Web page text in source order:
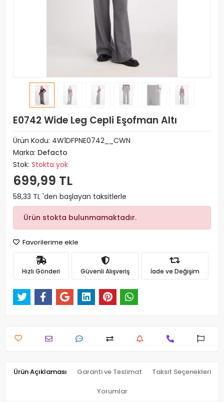
E0742 Wide Leg Cepli Eşofman Altı
Ürün Kodu: 4W1DFPNE0742__CWN
Marka: Defacto
Stok: Stokta yok
699,99 TL
58,33 TL 'den başlayan taksitlerle
Ürün stokta bulunmamaktadır.
Favorilerime ekle
Hızlı Gönderi Güvenli Alışveriş İade ve Değişim
Ürün Açıklaması Garanti ve Teslimat Taksit Seçenekleri
Yorumlar